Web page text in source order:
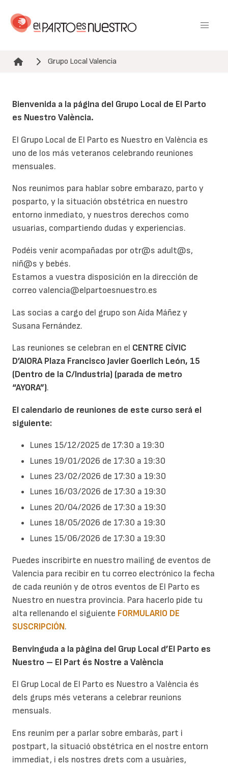
contenido
Ruta de navegación
Grupo Local Valencia
Bienvenida a la página del Grupo Local de El Parto
es Nuestro València.
El Grupo Local de El Parto es Nuestro en València es
uno de los más veteranos celebrando reuniones
mensuales.
Nos reunimos para hablar sobre embarazo, parto y
posparto, y la situación obstétrica en nuestro
entorno inmediato, y nuestros derechos como
usuarias, compartiendo dudas y experiencias.
Podéis venir acompañadas por otr@s adult@s,
niñ@s y bebés.
Estamos a vuestra disposición en la dirección de
correo valencia@elpartoesnuestro.es
Las socias a cargo del grupo son Aída Máñez y
Susana Fernández.
Las reuniones se celebran en el CENTRE CÍVIC
D’AIORA Plaza Francisco Javier Goerlich León, 15
(Dentro de la C/Industria) (parada de metro
“AYORA”).
El calendario de reuniones de este curso será el
siguiente:
Lunes 15/12/2025 de 17:30 a 19:30
Lunes 19/01/2026 de 17:30 a 19:30
Lunes 23/02/2026 de 17:30 a 19:30
Lunes 16/03/2026 de 17:30 a 19:30
Lunes 20/04/2026 de 17:30 a 19:30
Lunes 18/05/2026 de 17:30 a 19:30
Lunes 15/06/2026 de 17:30 a 19:30
Puedes inscribirte en nuestro mailing de eventos de
Valencia para recibir en tu correo electrónico la fecha
de cada reunión y de otros eventos de El Parto es
Nuestro en nuestra provincia. Para hacerlo pide tu
alta rellenando el siguiente FORMULARIO DE
SUSCRIPCIÓN.
Benvinguda a la pàgina del Grup Local d’El Parto es
Nuestro – El Part és Nostre a València
El Grup Local de El Parto es Nuestro a València és
dels grups més veterans a celebrar reunions
mensuals.
Ens reunim per a parlar sobre embaràs, part i
postpart, la situació obstétrica en el nostre entorn
immediat, i els nostres drets com a usuàries,